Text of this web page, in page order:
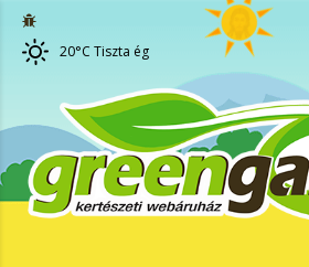
20°C Tiszta ég